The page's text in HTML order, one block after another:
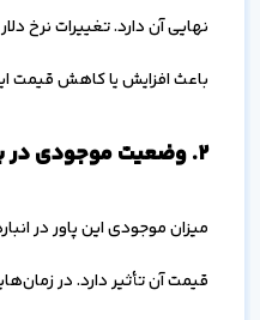
نهایی آن دارد. تغییرات نرخ
باعث افزایش یا کاهش قیمت
۲. وضعیت موجودی در بازار ایران
میزان موجودی این پاور در
قیمت آن تأثیر دارد. در